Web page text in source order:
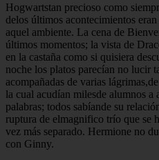
Hogwartstan precioso como
delos últimos acontecimientos
aquel ambiente. La cena de
últimos momentos; la vista de
en la castaña como si quisiera
noche los platos parecían no lucir
acompañadas de varias
la cual acudían milesde alumnos a
palabras; todos sabíande su
ruptura de elmagnifico trío que se
vez más separado. Hermione no
con Ginny.